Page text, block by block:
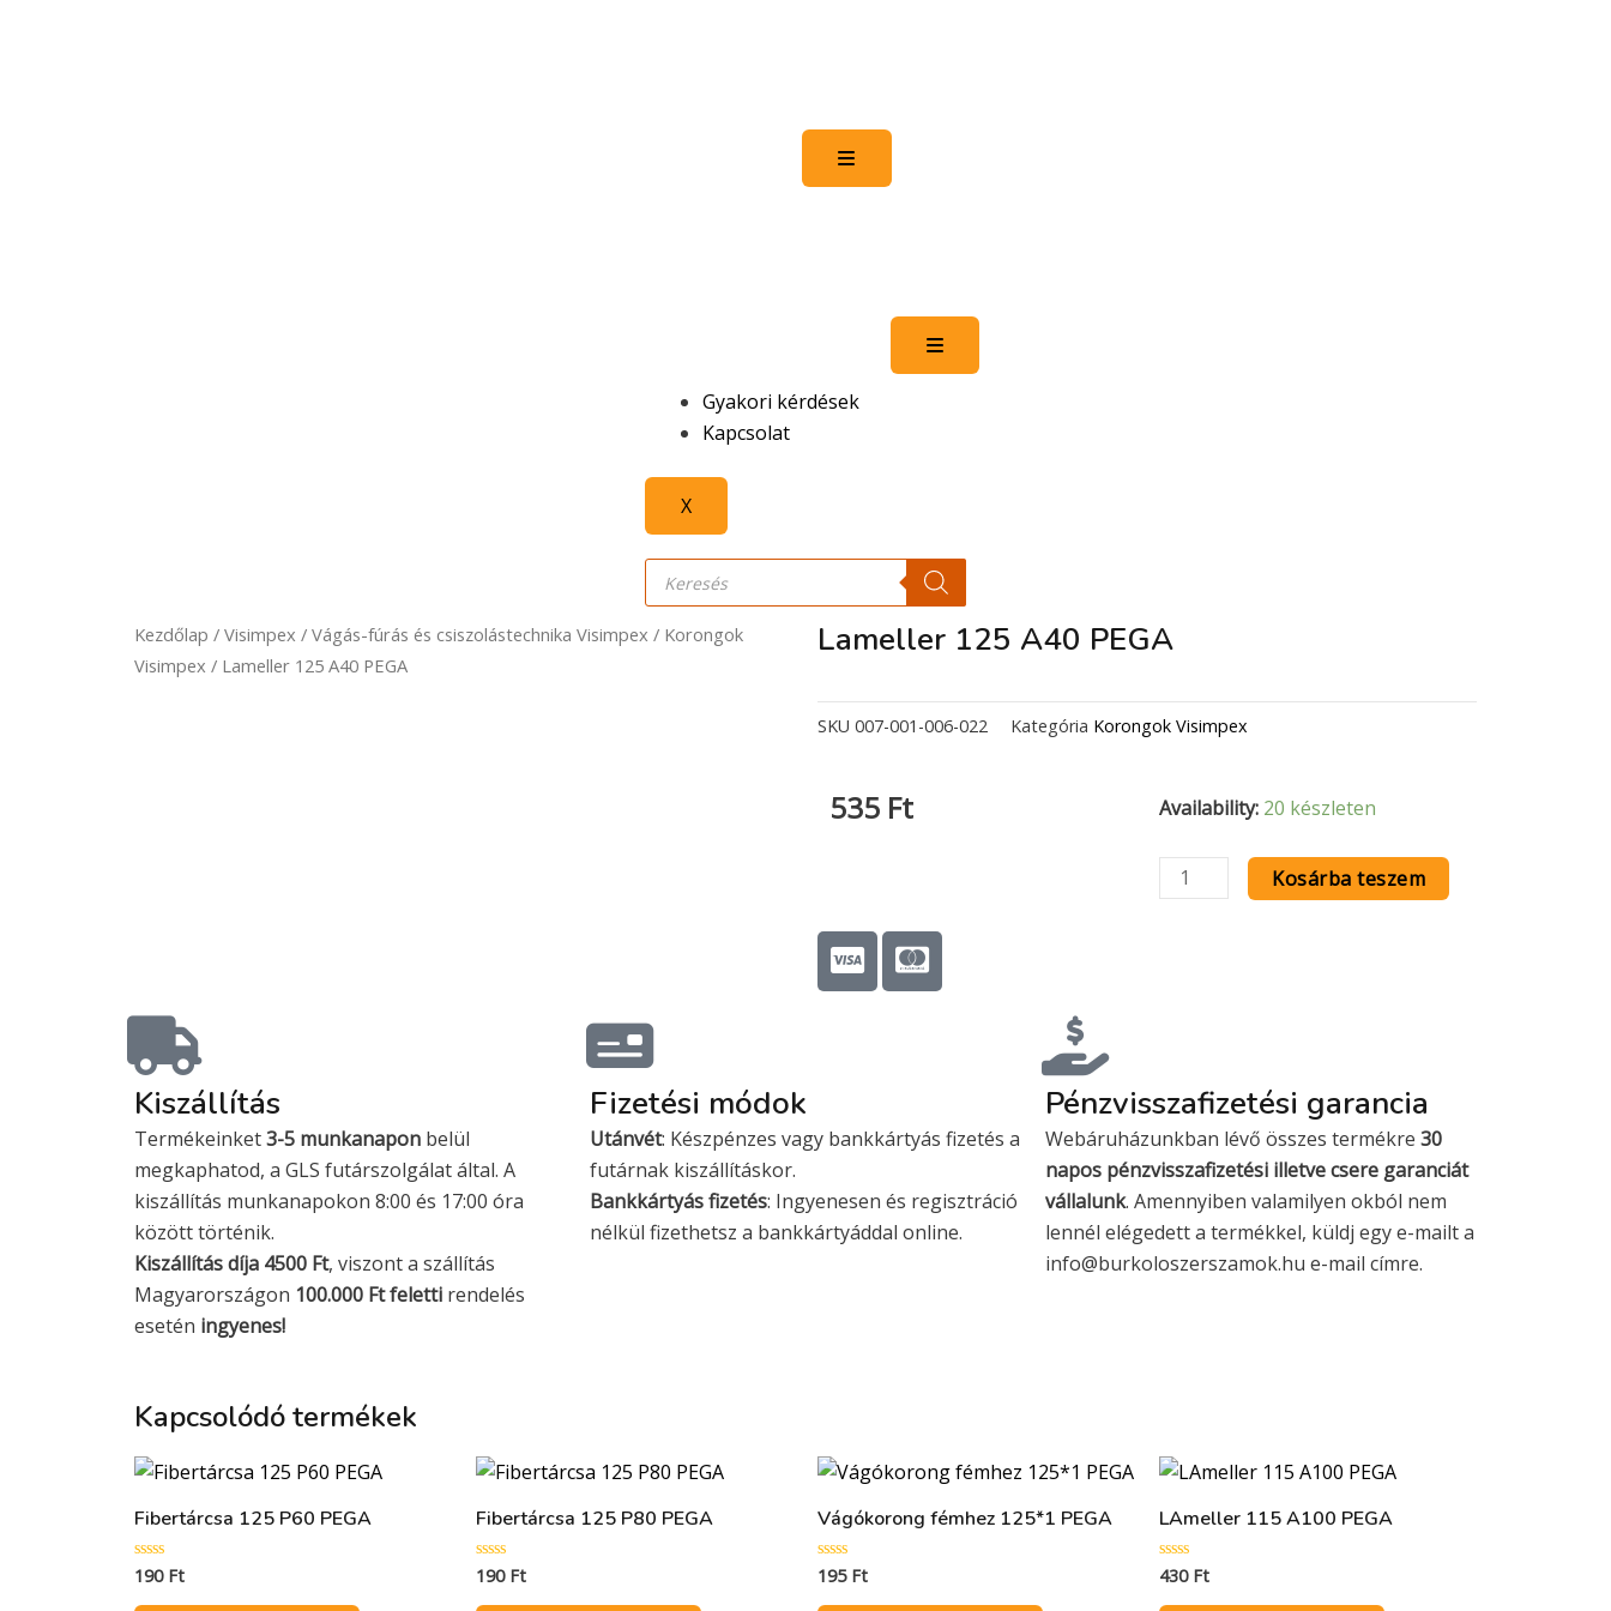
Hamburger Toggle Menu
Hamburger Toggle Menu
Gyakori kérdések
Kapcsolat
X
Products
search
Kezdőlap / Visimpex / Vágás-fúrás és csiszolástechnika Visimpex / Korongok
Visimpex / Lameller 125 A40 PEGA
Lameller 125 A40 PEGA
SKU 007-001-006-022 Kategória Korongok Visimpex
535 Ft Availability: 20 készleten
Lameller
A40
PEGA
Kosárba teszem
C
c
-
C
c
-
e
c
a
Kiszállítás
Termékeinket3-5 munkanapon belül
megkaphatod, a GLS futárszolgálat által. A
kiszállítás munkanapokon 8:00 és 17:00 óra
között történik.
Kiszállítás díja 4500 Ft, viszont a szállítás
Magyarországon 100.000 Ft feletti rendelés
esetén ingyenes!
Fizetési módok
Utánvét: Készpénzes vagy bankkártyás fizetés a
futárnak kiszállításkor.
Bankkártyás fizetés: Ingyenesen és regisztráció
nélkül fizethetsz a bankkártyáddal online.
Pénzvisszafizetési garancia
Webáruházunkban lévő összes termékre 30
napos pénzvisszafizetési illetve csere garanciát
vállalunk. Amennyiben valamilyen okból nem
lennél elégedett a termékkel, küldj egy e-mailt a
info@burkoloszerszamok.hu e-mail címre.
Kapcsolódó termékek
Fibertárcsa 125 P60 PEGA
Értékelés:
/
190 Ft
Fibertárcsa 125 P80 PEGA
Értékelés:
/
190 Ft
Vágókorong fémhez 125*1 PEGA
Értékelés:
/
195 Ft
LAmeller 115 A100 PEGA
Értékelés:
/
430 Ft